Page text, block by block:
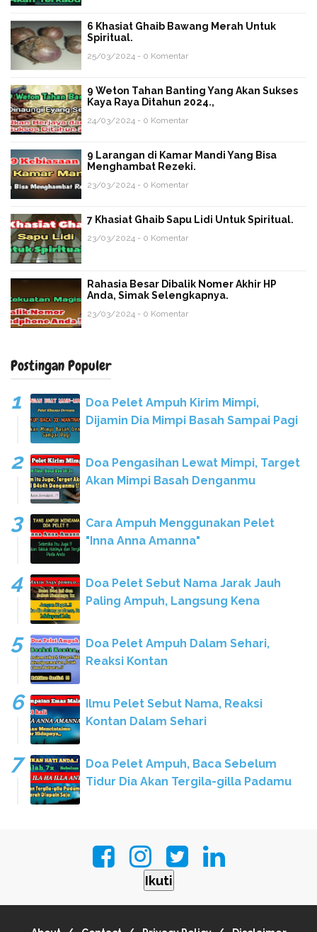
6 Khasiat Ghaib Bawang Merah Untuk
Spiritual.
25/03/2024 - 0 Komentar
9 Weton Tahan Banting Yang Akan Sukses
Kaya Raya Ditahun 2024.,
24/03/2024 - 0 Komentar
9 Larangan di Kamar Mandi Yang Bisa
Menghambat Rezeki.
23/03/2024 - 0 Komentar
7 Khasiat Ghaib Sapu Lidi Untuk Spiritual.
23/03/2024 - 0 Komentar
Rahasia Besar Dibalik Nomer Akhir HP
Anda, Simak Selengkapnya.
23/03/2024 - 0 Komentar
Postingan Populer
Doa Pelet Ampuh Kirim Mimpi,
Dijamin Dia Mimpi Basah Sampai Pagi
Doa Pengasihan Lewat Mimpi, Target
Akan Mimpi Basah Denganmu
Cara Ampuh Menggunakan Pelet
"Inna Anna Amanna"
Doa Pelet Sebut Nama Jarak Jauh
Paling Ampuh, Langsung Kena
Doa Pelet Ampuh Dalam Sehari,
Reaksi Kontan
Ilmu Pelet Sebut Nama, Reaksi
Kontan Dalam Sehari
Doa Pelet Ampuh, Baca Sebelum
Tidur Dia Akan Tergila-gilla Padamu
Ikuti